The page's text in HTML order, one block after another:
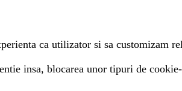
ca utilizator si sa customizam
insa, blocarea unor tipuri de